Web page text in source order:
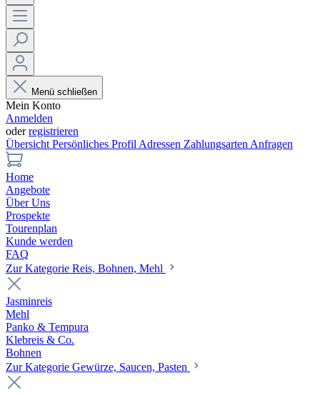
Menü schließen
Mein Konto
Anmelden
oderregistrieren
Übersicht Persönliches Profil Adressen Zahlungsarten Anfragen
Home
Angebote
Über Uns
Prospekte
Tourenplan
Kunde werden
FAQ
Zur Kategorie Reis, Bohnen, Mehl
Jasminreis
Mehl
Panko & Tempura
Klebreis & Co.
Bohnen
Zur Kategorie Gewürze, Saucen, Pasten